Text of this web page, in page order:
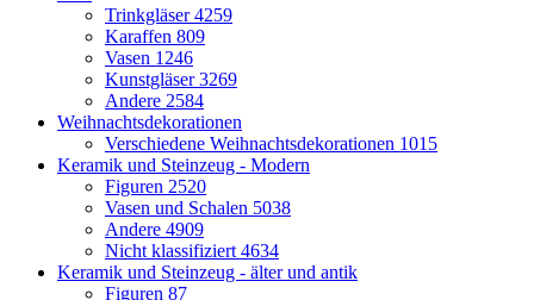
Trinkgläser4259
Karaffen 809
Vasen 1246
Kunstgläser3269
Andere 2584
Weihnachtsdekorationen
Verschiedene Weihnachtsdekorationen 1015
Keramik und Steinzeug - Modern
Figuren 2520
Vasen und Schalen 5038
Andere 4909
Nicht klassifiziert 4634
Keramik und Steinzeug - älter und antik
Figuren 87